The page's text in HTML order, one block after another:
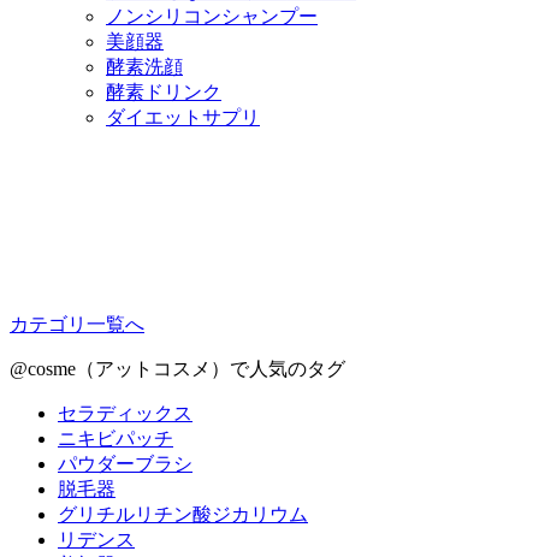
ノンシリコンシャンプー
美顔器
酵素洗顔
酵素ドリンク
ダイエットサプリ
カテゴリ一覧へ
@cosme（アットコスメ）で人気のタグ
セラディックス
ニキビパッチ
パウダーブラシ
脱毛器
グリチルリチン酸ジカリウム
リデンス